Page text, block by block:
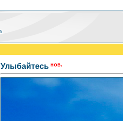
Улыбайтесь нов.